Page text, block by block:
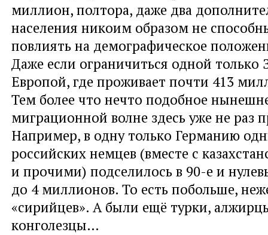
миллион, полтора, даже два
населения никоим образом не
повлиять на демографическое
Даже если ограничиться одной только
Европой, где проживает почти 413
Тем более что нечто подобное
миграционной волне здесь уже не раз
Например, в одну только Германию
российских немцев (вместе с
и прочими) подселилось в 90-е и
до 4 миллионов. То есть побольше,
«сирийцев». А были ещё турки,
конголезцы…